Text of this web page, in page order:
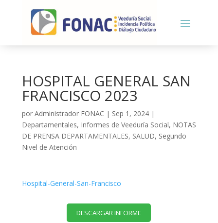
HOSPITAL GENERAL SAN
FRANCISCO 2023
por Administrador FONAC | Sep 1, 2024|
Departamentales, Informes de Veeduría Social, NOTAS
DE PRENSA DEPARTAMENTALES, SALUD, Segundo
Nivel de Atención
Hospital-General-San-Francisco
DESCARGAR INFORME